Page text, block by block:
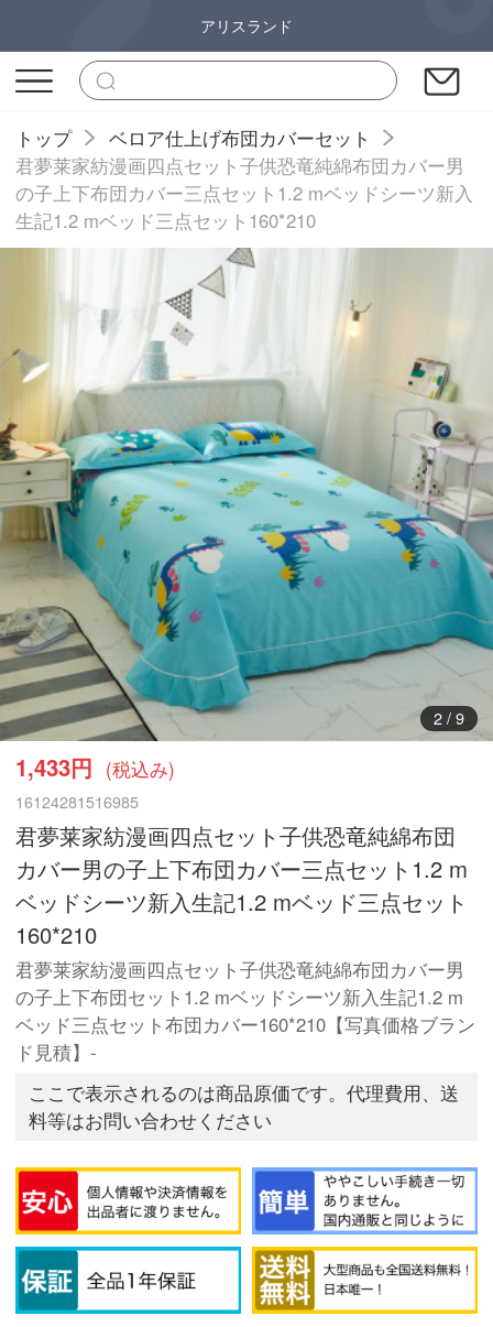
アリスランド
トップ
ベロア仕上げ布団カバーセット
君夢莱家紡漫画四点セット子供恐竜純綿布団カバー男
の子上下布団カバー三点セット1.2 mベッドシーツ新入
生記1.2 mベッド三点セット160*210
2/ 9
1,433円 (税込み)
16124281516985
君夢莱家紡漫画四点セット子供恐竜純綿布団
カバー男の子上下布団カバー三点セット1.2 m
ベッドシーツ新入生記1.2 mベッド三点セット
160*210
君夢莱家紡漫画四点セット子供恐竜純綿布団カバー男
の子上下布団セット1.2 mベッドシーツ新入生記1.2 m
ベッド三点セット布団カバー160*210【写真価格ブラン
ド見積】-
ここで表示されるのは商品原価です。代理費用、送
料等はお問い合わせください